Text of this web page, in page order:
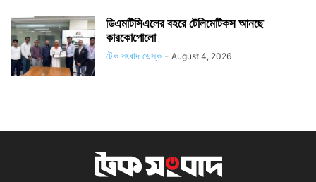
ডিএমটিসিএলের বহরে টেলিমেটিকস আনছে
কারকোপোলো
টেক সংবাদ ডেস্ক - August 4, 2026